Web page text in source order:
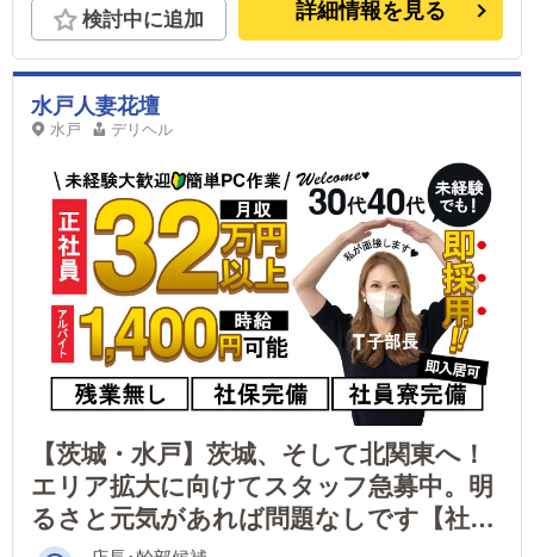
検討中に追加 詳細情報を見る
水戸人妻花壇
水戸 デリヘル
【茨城・水戸】茨城、そして北関東へ！
エリア拡大に向けてスタッフ急募中。明
るさと元気があれば問題なしです【社保
完備】